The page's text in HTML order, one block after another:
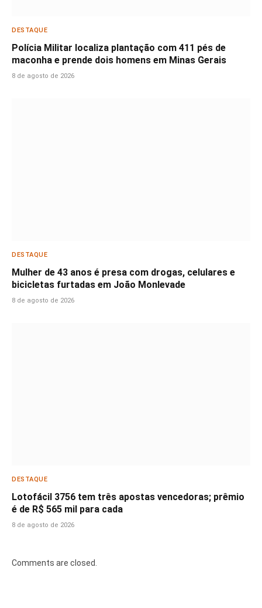
DESTAQUE
Polícia Militar localiza plantação com 411 pés de
maconha e prende dois homens em Minas Gerais
8 de agosto de 2026
DESTAQUE
Mulher de 43 anos é presa com drogas, celulares e
bicicletas furtadas em João Monlevade
8 de agosto de 2026
DESTAQUE
Lotofácil 3756 tem três apostas vencedoras; prêmio
é de R$ 565 mil para cada
8 de agosto de 2026
Comments are closed.